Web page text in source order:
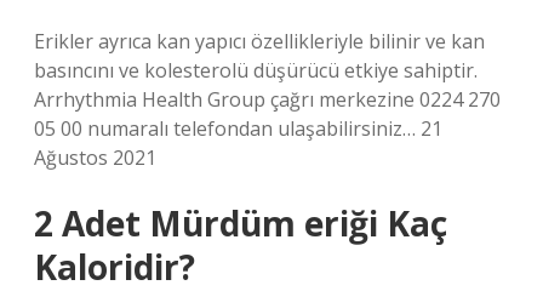
Erikler ayrıca kan yapıcı özellikleriyle bilinir ve kan
basıncını ve kolesterolü düşürücü etkiye sahiptir.
Arrhythmia Health Group çağrı merkezine 0224 270
05 00 numaralı telefondan ulaşabilirsiniz… 21
Ağustos 2021
2 Adet Mürdüm eriği Kaç
Kaloridir?